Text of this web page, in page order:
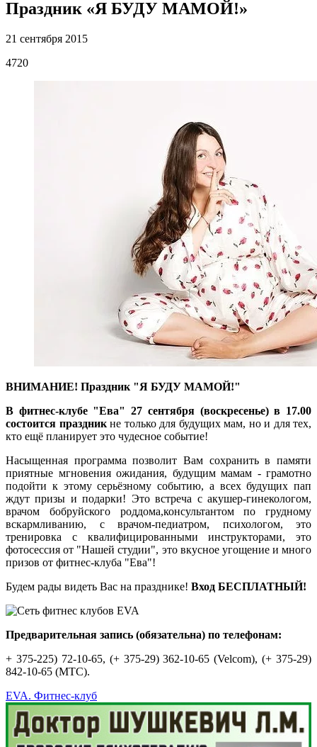
Праздник «Я БУДУ МАМОЙ!»
21 сентября 2015
4720
ВНИМАНИЕ! Праздник "Я БУДУ МАМОЙ!"
В фитнес-клубе "Ева" 27 сентября (воскресенье) в 17.00
состоится праздникне только для будущих мам, но и для тех,
кто ещё планирует это чудесное событие!
Насыщенная программа позволит Вам сохранить в памяти
приятные мгновения ожидания, будущим мамам - грамотно
подойти к этому серьёзному событию, а всех будущих пап
ждут призы и подарки! Это встреча с акушер-гинекологом,
врачом бобруйского роддома,консультантом по грудному
вскармливанию, с врачом-педиатром, психологом, это
тренировка с квалифицированными инструкторами, это
фотосессия от "Нашей студии", это вкусное угощение и много
призов от фитнес-клуба "Ева"!
Будем рады видеть Вас на празднике! Вход БЕСПЛАТНЫЙ!
Предварительная запись (обязательна) по телефонам:
+ 375-225) 72-10-65, (+ 375-29) 362-10-65 (Velcom), (+ 375-29)
842-10-65 (MTC).
EVA. Фитнес-клуб